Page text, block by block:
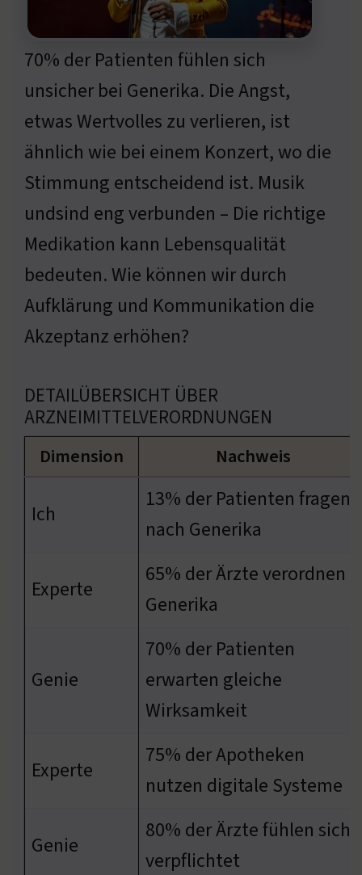
70% der Patienten fühlen sich
unsicher bei Generika. Die Angst,
etwas Wertvolles zu verlieren, ist
ähnlich wie bei einem Konzert, wo die
Stimmung entscheidend ist. Musik
undsind eng verbunden – Die richtige
Medikation kann Lebensqualität
bedeuten. Wie können wir durch
Aufklärung und Kommunikation die
Akzeptanz erhöhen?
DETAILÜBERSICHT ÜBER
ARZNEIMITTELVERORDNUNGEN
Dimension Nachweis
Ich
13% der Patienten fragen
nach Generika
Experte
65% der Ärzte verordnen
Generika
Genie
70% der Patienten
erwarten gleiche
Wirksamkeit
Experte
75% der Apotheken
nutzen digitale Systeme
Genie
80% der Ärzte fühlen sich
verpflichtet